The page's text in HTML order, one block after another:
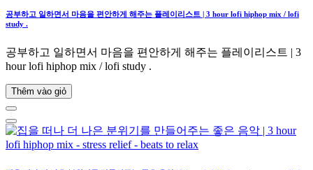
공부하고 일하면서 마음을 편안하게 해주는 플레이리스트 | 3 hour lofi hiphop mix / lofi
study .
공부하고 일하면서 마음을 편안하게 해주는 플레이리스트 | 3
hour lofi hiphop mix / lofi study .
Thêm vào giỏ